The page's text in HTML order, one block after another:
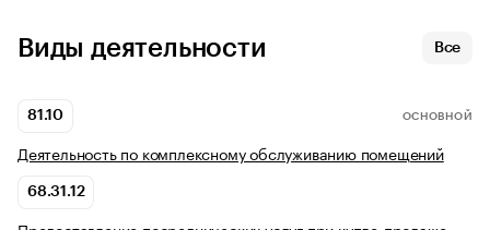
Виды деятельности Все
81.10 ОСНОВНОЙ
Деятельность по комплексному обслуживанию помещений
68.31.12